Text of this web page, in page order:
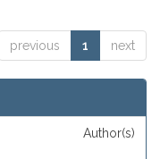
previous 1 next
Author(s)